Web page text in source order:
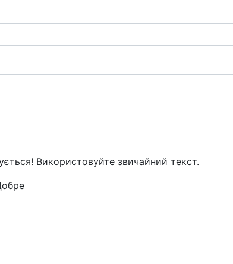
Використовуйте звичайний текст.